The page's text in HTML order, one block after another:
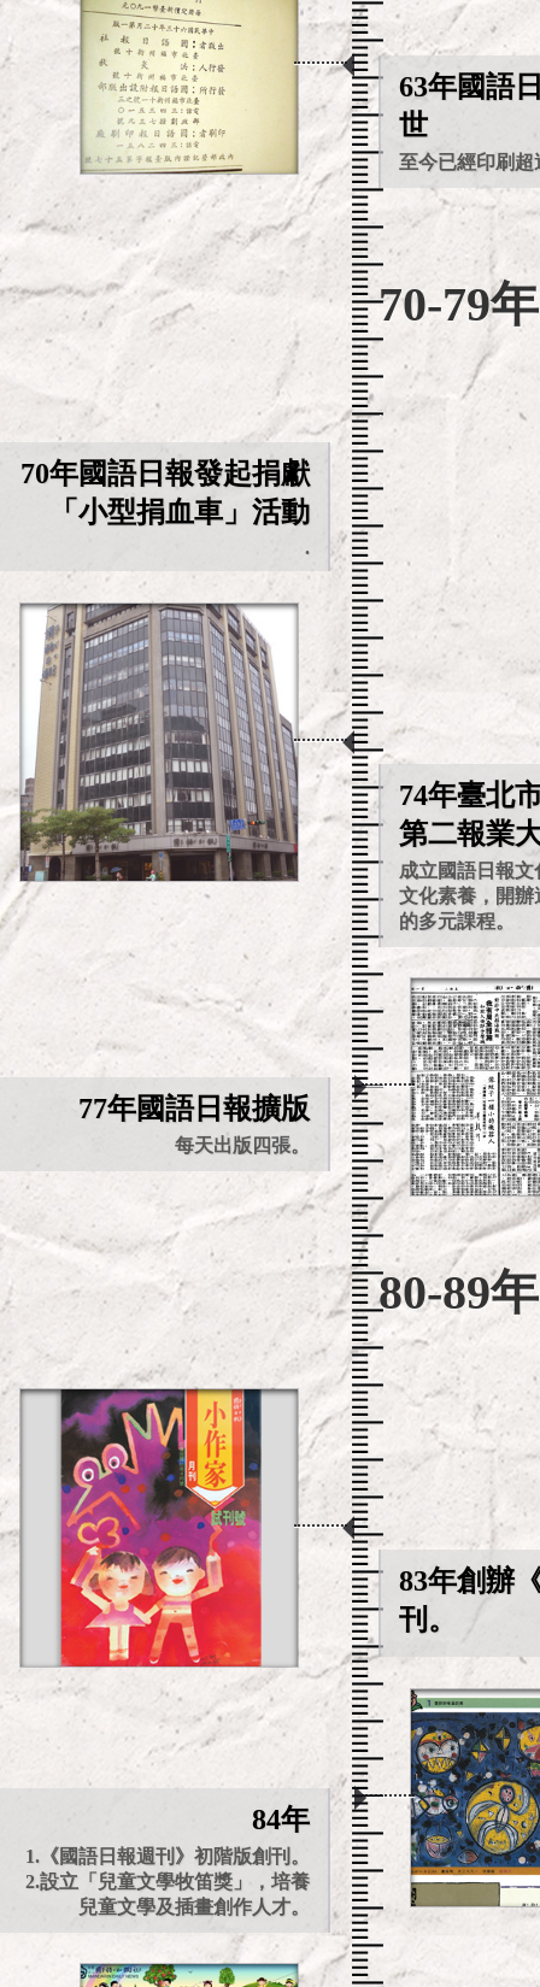
63年國語
世
至今已經印刷超
70-79年
70年國語日報發起捐獻
「小型捐血車」活動
.
.
74年臺北
第二報業
成立國語日報
文化素養，開辦
的多元課程。
77年國語日報擴版
每天出版四張。
80-89年
83年創辦
刊。
84年
1.《國語日報週刊》初階版創刊。
2.設立「兒童文學牧笛獎」，培養
兒童文學及插畫創作人才。